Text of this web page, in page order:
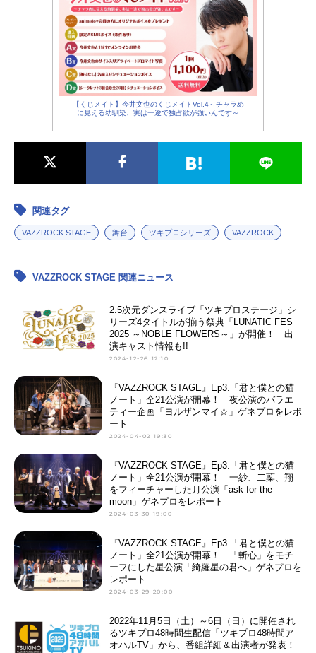
【くじメイト】今井文也のくじメイトVol.4～チャラめ
に見える幼馴染、実は一途で独占欲が強いんです～
関連タグ
VAZZROCK STAGE 舞台 ツキプロシリーズ VAZZROCK
VAZZROCK STAGE 関連ニュース
2.5次元ダンスライブ「ツキプロステージ」シ
リーズ4タイトルが揃う祭典「LUNATIC FES
2025 ～NOBLE FLOWERS～」が開催！ 出
演キャスト情報も!!
2024-12-26 12:10
『VAZZROCK STAGE』Ep3.「君と僕との猫
ノート」全21公演が開幕！ 夜公演のバラエ
ティー企画「ヨルザンマイ☆」ゲネプロをレポ
ート
2024-04-02 19:30
『VAZZROCK STAGE』Ep3.「君と僕との猫
ノート」全21公演が開幕！ 一紗、二葉、翔
をフィーチャーした月公演「ask for the
moon」ゲネプロをレポート
2024-03-30 19:00
『VAZZROCK STAGE』Ep3.「君と僕との猫
ノート」全21公演が開幕！ 「斬心」をモチ
ーフにした星公演「綺羅星の君へ」ゲネプロを
レポート
2024-03-29 20:00
2022年11月5日（土）～6日（日）に開催され
るツキプロ48時間生配信「ツキプロ48時間ア
オハルTV」から、番組詳細＆出演者が発表！